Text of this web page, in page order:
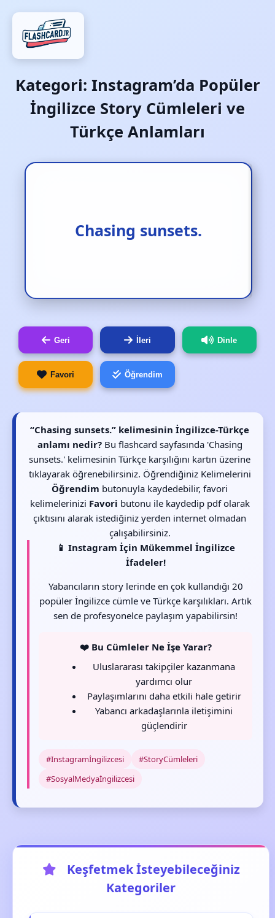
Kategori: Instagram’da Popüler
İngilizce Story Cümleleri ve
Türkçe Anlamları
Chasing sunsets.
Gün batımlarının peşinde.
Geri İleri Dinle
Favori Öğrendim
“Chasing sunsets.” kelimesinin İngilizce-Türkçe
anlamı nedir?Bu flashcard sayfasında 'Chasing
sunsets.' kelimesinin Türkçe karşılığını kartın üzerine
tıklayarak öğrenebilirsiniz. Öğrendiğiniz Kelimelerini
Öğrendim butonuyla kaydedebilir, favori
kelimelerinizi Favori butonu ile kaydedip pdf olarak
çıktısını alarak istediğiniz yerden internet olmadan
çalışabilirsiniz.
📱 Instagram İçin Mükemmel İngilizce
İfadeler!
Yabancıların story lerinde en çok kullandığı 20
popüler İngilizce cümle ve Türkçe karşılıkları. Artık
sen de profesyonelce paylaşım yapabilirsin!
❤️ Bu Cümleler Ne İşe Yarar?
Uluslararası takipçiler kazanmana
yardımcı olur
Paylaşımlarını daha etkili hale getirir
Yabancı arkadaşlarınla iletişimini
güçlendirir
#Instagramİngilizcesi
#StoryCümleleri
#SosyalMedyaİngilizcesi
Keşfetmek İsteyebileceğiniz
Kategoriler